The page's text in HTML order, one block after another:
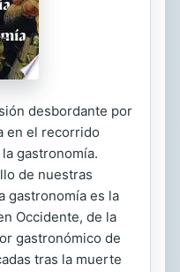
desbordante por
en el recorrido
gastronomía.
de nuestras
gastronomía es la
Occidente, de la
gastronómico de
tras la muerte